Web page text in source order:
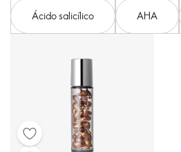
Ácido salicílico
AHA